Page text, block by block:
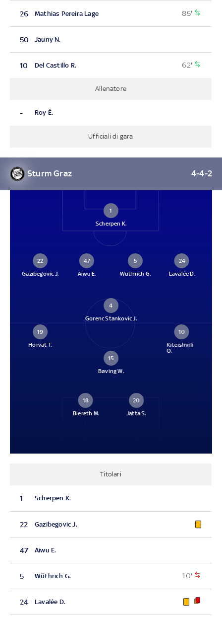
26 Mathias Pereira Lage 85'
50 Jauny N.
10 Del Castillo R. 62'
Allenatore
- Roy É.
Ufficiali di gara
Sturm Graz 4-4-2
1
Scherpen K.
22
Gazibegovic J.
47
Aiwu E.
5
Wüthrich G.
24
Lavalée D.
4
Gorenc Stankovic J.
19
Horvat T.
10
Kiteishvili
O.
15
Bøving W.
18
Biereth M.
20
Jatta S.
Titolari
1 Scherpen K.
22 Gazibegovic J.
47 Aiwu E.
5 Wüthrich G. 10'
24 Lavalée D.